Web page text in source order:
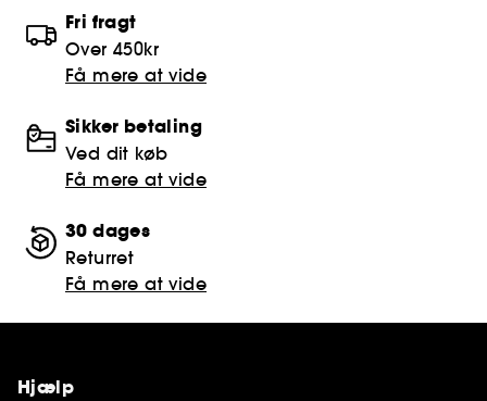
Fri fragt
Over 450kr
Få mere at vide
Sikker betaling
Ved dit køb
Få mere at vide
30 dages
Returret
Få mere at vide
Hjælp